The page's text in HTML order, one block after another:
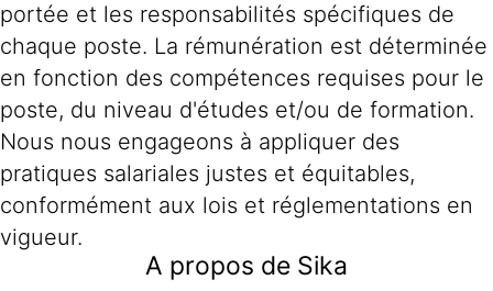
portée et les responsabilités spécifiques de
chaque poste. La rémunération est déterminée
en fonction des compétences requises pour le
poste, du niveau d'études et/ou de formation.
Nous nous engageons à appliquer des
pratiques salariales justes et équitables,
conformément aux lois et réglementations en
vigueur.
A propos de Sika